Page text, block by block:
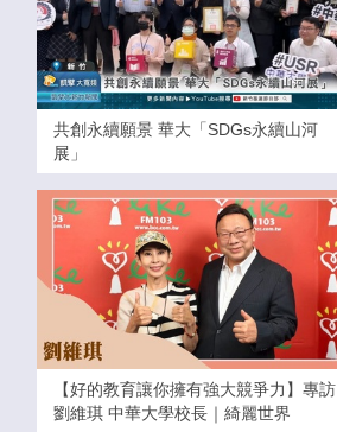
共創永續願景 華大「SDGs永續山河
展」
【好的教育讓你擁有強大競爭力】專訪
劉維琪 中華大學校長｜綺麗世界